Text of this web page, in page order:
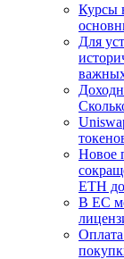
Курсы
Для
Новое
ETH
В ЕС